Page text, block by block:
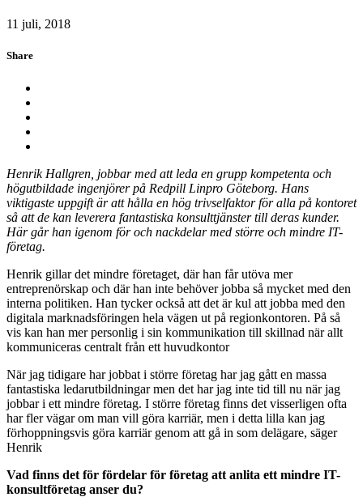
11 juli, 2018
Share
Henrik Hallgren, jobbar med att leda en grupp kompetenta och
högutbildade ingenjörer på Redpill Linpro Göteborg. Hans
viktigaste uppgift är att hålla en hög trivselfaktor för alla på kontoret
så att de kan leverera fantastiska konsulttjänster till deras kunder.
Här går han igenom för och nackdelar med större och mindre IT-
företag.
Henrik gillar det mindre företaget, där han får utöva mer
entreprenörskap och där han inte behöver jobba så mycket med den
interna politiken. Han tycker också att det är kul att jobba med den
digitala marknadsföringen hela vägen ut på regionkontoren. På så
vis kan han mer personlig i sin kommunikation till skillnad när allt
kommuniceras centralt från ett huvudkontor
När jag tidigare har jobbat i större företag har jag gått en massa
fantastiska ledarutbildningar men det har jag inte tid till nu när jag
jobbar i ett mindre företag. I större företag finns det visserligen ofta
har fler vägar om man vill göra karriär, men i detta lilla kan jag
förhoppningsvis göra karriär genom att gå in som delägare, säger
Henrik
Vad finns det för fördelar för företag att anlita ett mindre IT-
konsultföretag anser du?